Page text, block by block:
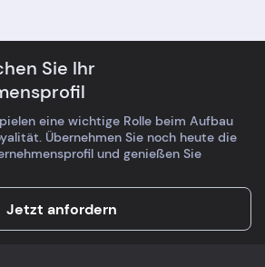
Sie Ihr
eine wichtige Rolle beim Aufbau
Übernehmen Sie noch heute die
und genießen Sie
Jetzt anfordern